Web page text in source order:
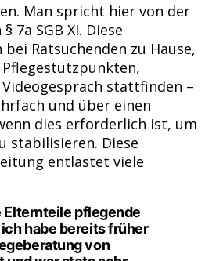
Man spricht hier von der
7a SGB XI. Diese
Ratsuchenden zu Hause,
stattfinden –
und über einen
dies erforderlich ist, um
stabilisieren. Diese
entlastet viele
Elternteile pflegende
habe bereits früher
von